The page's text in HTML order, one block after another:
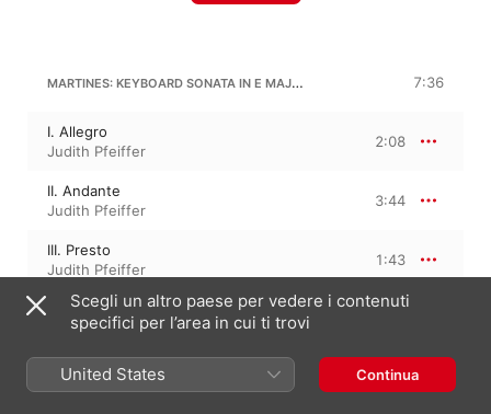
MARTINES: KEYBOARD SONATA IN E MAJOR 7:36
I. Allegro
Judith Pfeiffer
2:08
II. Andante
Judith Pfeiffer
3:44
III. Presto
Judith Pfeiffer
1:43
JOSEPHA BARBARA VON AUERNHAMMER: 6 VARIATIONS SUR UN THEME HONGROIS
Theme
0:47
Scegli un altro paese per vedere i contenuti
specifici per l’area in cui ti trovi
United States Continua